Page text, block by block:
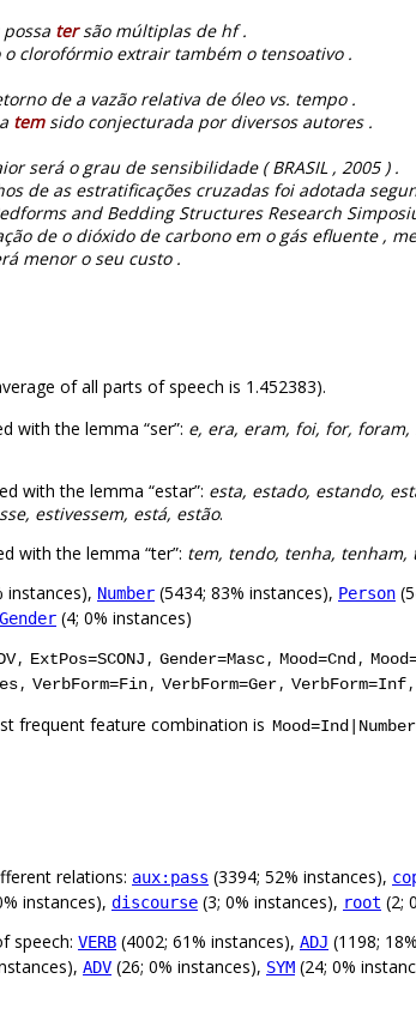
tersão múltiplas de hf .
clorofórmio extrair também o tensoativo .
de a vazão relativa de óleo vs. tempo .
temsido conjecturada por diversos autores .
será o grau de sensibilidade ( BRASIL , 2005 ) .
de as estratificações cruzadas foi adotada
and Bedding Structures Research
de o dióxido de carbono em o gás efluente ,
menor o seu custo .
of all parts of speech is 1.452383).
with the lemma “ser”: e, era, eram, foi, for, foram,
with the lemma “estar”: esta, estado, estando,
estivessem, está, estão.
with the lemma “ter”: tem, tendo, tenha,
instances), Number (5434; 83% instances), Person
Gender (4; 0% instances)
, ExtPos=SCONJ , Gender=Masc, Mood=Cnd ,
, VerbForm=Fin, VerbForm=Ger, VerbForm=Inf,
frequent feature combination is
relations: aux:pass (3394; 52% instances),
instances), discourse (3; 0% instances), root (2;
speech: VERB (4002; 61% instances), ADJ (1198;
ADV (26; 0% instances), SYM (24; 0%